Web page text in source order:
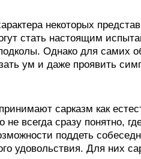
некоторых
стать настоящим
Однако для самих
ум и даже проявить
сарказм как
всегда сразу понятно,
поддеть
удовольствия. Для них